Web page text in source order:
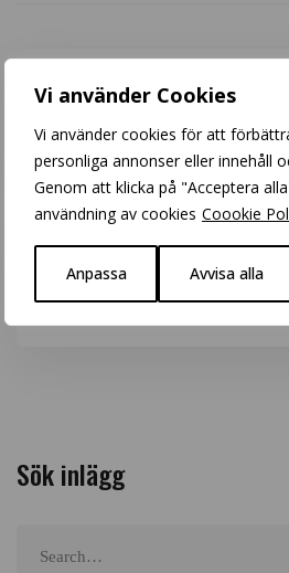
Vi använder Cookies
Vi använder cookies för att
personliga annonser eller innehåll
Genom att klicka på "Acceptera
användning av cookies Coookie
Anpassa Avvisa alla
Sök inlägg
for: